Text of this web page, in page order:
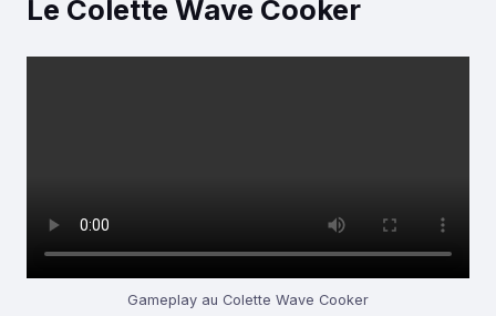
Le Colette Wave Cooker
Gameplay au Colette Wave Cooker